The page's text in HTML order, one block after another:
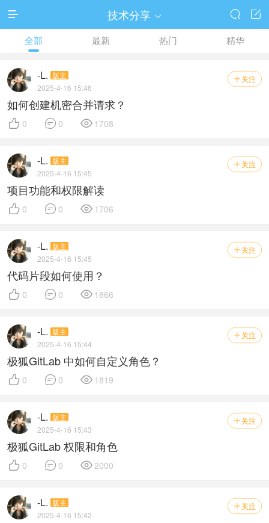
 技术分享  

全部 最新 热门 精华
 关注
-L. 版主
2025-4-16 15:46
如何创建机密合并请求？
 0  0  1708
 关注
-L. 版主
2025-4-16 15:45
项目功能和权限解读
 0  0  1706
 关注
-L. 版主
2025-4-16 15:45
代码片段如何使用？
 0  0  1866
 关注
-L. 版主
2025-4-16 15:44
极狐GitLab 中如何自定义角色？
 0  0  1819
 关注
-L. 版主
2025-4-16 15:43
极狐GitLab 权限和角色
 0  0 2000
 关注
-L. 版主
2025-4-16 15:42